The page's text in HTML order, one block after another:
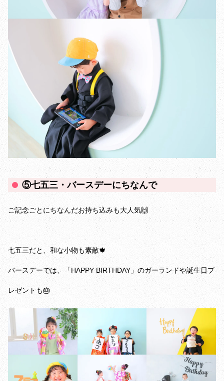
⑤七五三・バースデーにちなんで
ご記念ごとにちなんだお持ち込みも大人気🙌
七五三だと、和な小物も素敵🍁
バースデーでは、「HAPPY BIRTHDAY」のガーランドや誕生日プ
レゼントも🎂